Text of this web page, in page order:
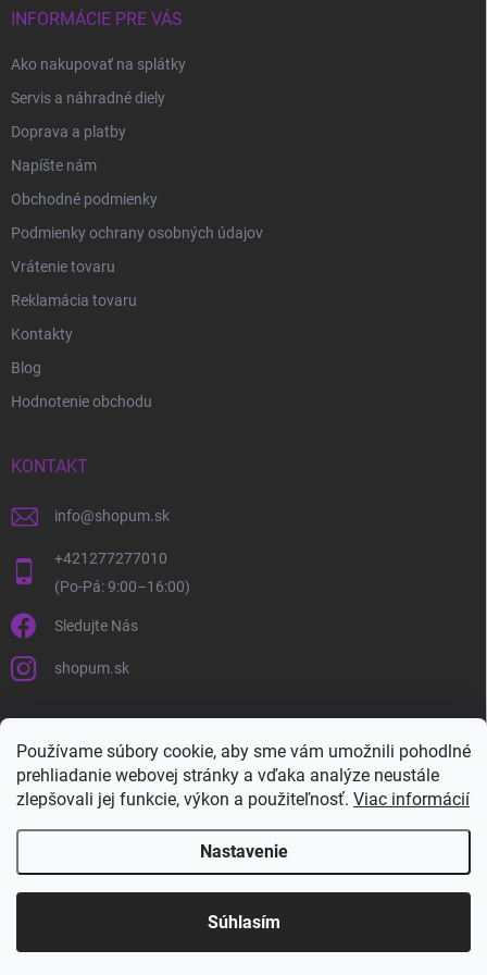
Používame súbory cookie, aby sme vám umožnili pohodlné
prehliadanie webovej stránky a vďaka analýze neustále
zlepšovali jej funkcie, výkon a použiteľnosť. Viac informácií
Nastavenie
Súhlasím
INFORMÁCIE PRE VÁS
Ako nakupovať na splátky
Servis a náhradné diely
Doprava a platby
Napíšte nám
Obchodné podmienky
Podmienky ochrany osobných údajov
Vrátenie tovaru
Reklamácia tovaru
Kontakty
Blog
Hodnotenie obchodu
KONTAKT
info@shopum.sk
+421277277010
Sledujte Nás
shopum.sk
Shopum.sk . Všetky práva vyhradené.